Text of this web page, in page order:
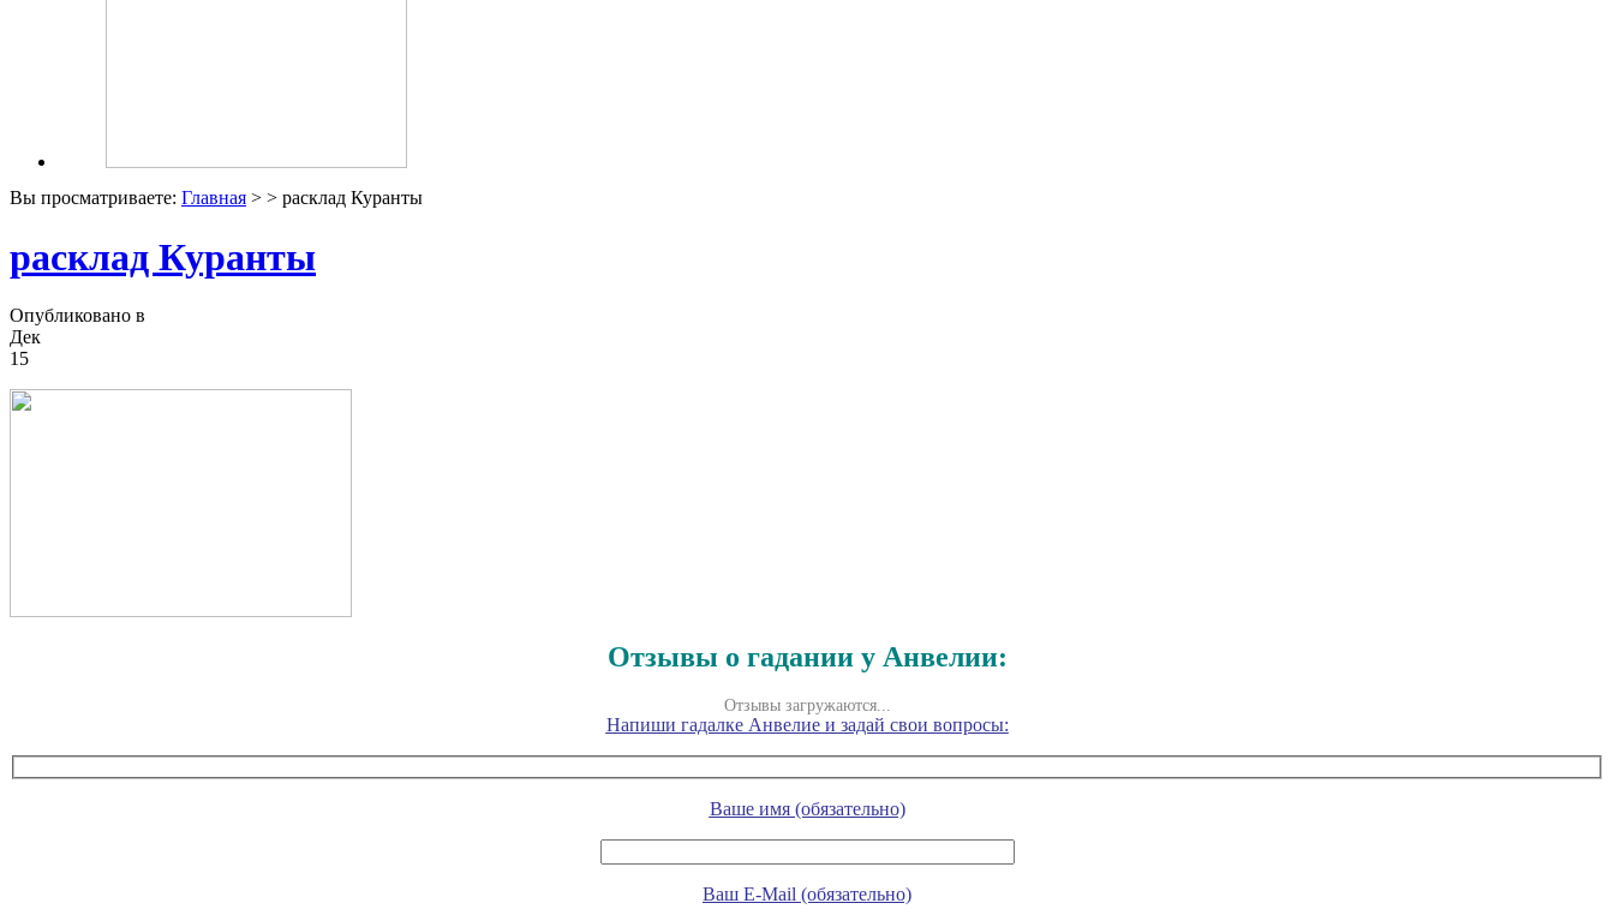
Вы просматриваете: Главная > > расклад Куранты
расклад Куранты
Опубликовано в
Дек
15
Отзывы о гадании у Анвелии:
Отзывы загружаются...
Напиши гадалке Анвелие и задай свои вопросы:
Ваше имя (обязательно)
Ваш E-Mail (обязательно)